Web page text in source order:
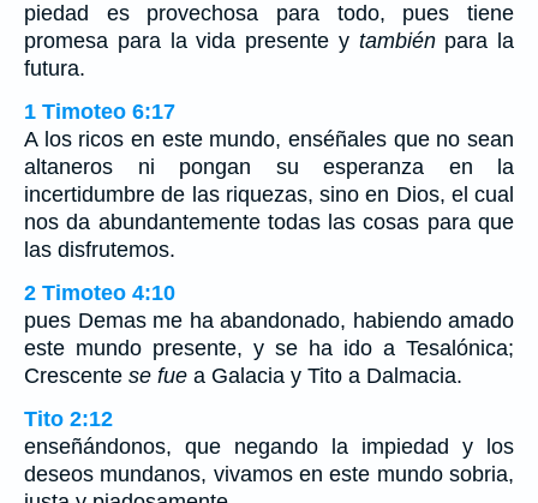
piedad es provechosa para todo, pues tiene
promesa para la vida presente y tambiénpara la
futura.
1 Timoteo 6:17
A los ricos en este mundo, enséñales que no sean
altaneros ni pongan su esperanza en la
incertidumbre de las riquezas, sino en Dios, el cual
nos da abundantemente todas las cosas para que
las disfrutemos.
2 Timoteo 4:10
pues Demas me ha abandonado, habiendo amado
este mundo presente, y se ha ido a Tesalónica;
Crescente se fue a Galacia y Tito a Dalmacia.
Tito 2:12
enseñándonos, que negando la impiedad y los
deseos mundanos, vivamos en este mundo sobria,